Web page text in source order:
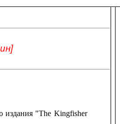
издания "The Kingfisher